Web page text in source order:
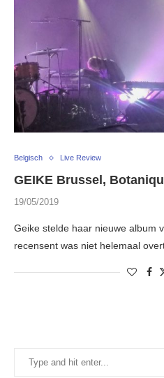
Belgisch Live Review
GEIKE Brussel,
19/05/2019
Geike stelde haar nieuwe album
recensent was niet helemaal